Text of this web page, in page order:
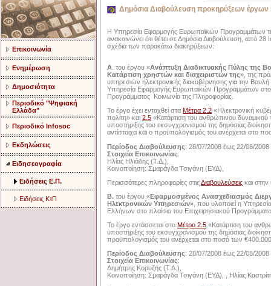
Επικοινωνία
Ενημέρωση
Δημοσιότητα
Περιοδικό "Ψηφιακή
Ελλάδα"
Περιοδικό Infosoc
Εκδηλώσεις
Ειδησεογραφία
Ειδήσεις Ε.Π.
Ειδήσεις ΚτΠ
Δημόσια Διαβούλευση προκηρύξεων
Η Υπηρεσία Εφαρμογής Ευρωπαϊκών Προγραμμάτων
ανακοινώνει ότι θέτει σε Δημόσια Διαβούλευση, από
σχέδια των παρακάτω διακηρύξεων:
Α . του έργου «Ανάπτυξη Διαδικτυακής Πύλης της
Κατάρτιση χρηστών και διαχειριστών της», της
υπηρεσιών ηλεκτρονικής διακυβέρνησης για την
Υπηρεσία Εφαρμογής Ευρωπαϊκών Προγραμμάτων στο
Προγράμματος Κοινωνία της Πληροφορίας.
Το έργο έχει ενταχθεί στα Μέτρα 2.2 «Ηλεκτρονική
πολίτη» και 2.5 «Κατάρτιση του ανθρώπινου δυναμικού
υποστήριξης του εκσυγχρονισμού της δημόσιας
αντίστοιχα και ο προϋπολογισμός του ανέρχεται
Περίοδος Διαβούλευσης: 28/07/2008 έως 22/08/2008
Στοιχεία Επικοινωνίας:
Ηλίας Ηλιάδης (Τ.Δ.),
Κοινοποίηση: Σμαράγδα Τσιγάνη (ΕΥΔ),
Περισσότερες πληροφορίες στιςΔιαβουλεύσεις και στην
Β. του έργου «Εφαρμοσμένος Ανασχεδιασμός
Ηλεκτρονικών Υπηρεσιών», που υλοποιεί η
Ελλήνων στο πλαίσιο του Επιχειρησιακού
Το έργο εντάσσεται στο Μέτρο 2.5 «Κατάρτιση του
υποστήριξης του εκσυγχρονισμού της δημόσιας
προϋπολογισμός του ανέρχεται στο ποσό των
Περίοδος Διαβούλευσης: 28/07/2008 έως 22/08/2008
Στοιχεία Επικοινωνίας:
Δημήτρης Κορυζής (Τ.Δ.),
Κοινοποίηση: Σμαράγδα Τσιγάνη (ΕΥΔ), , Ηλίας